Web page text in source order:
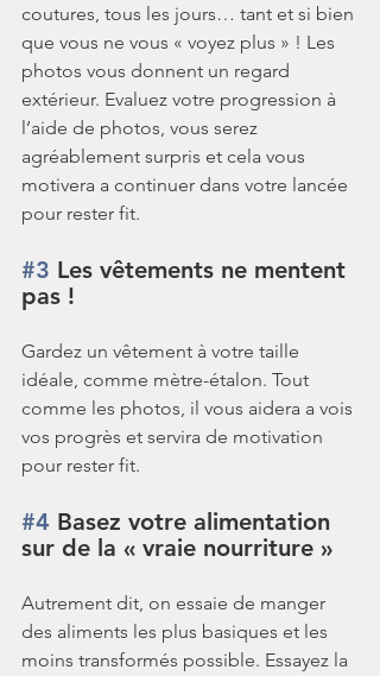
coutures, tous les jours… tant et si bien
que vous ne vous « voyez plus » ! Les
photos vous donnent un regard
extérieur. Evaluez votre progression à
l’aide de photos, vous serez
agréablement surpris et cela vous
motivera a continuer dans votre lancée
pour rester fit.
#3 Les vêtements ne mentent
pas !
Gardez un vêtement à votre taille
idéale, comme mètre-étalon. Tout
comme les photos, il vous aidera a vois
vos progrès et servira de motivation
pour rester fit.
#4 Basez votre alimentation
sur de la « vraie nourriture »
Autrement dit, on essaie de manger
des aliments les plus basiques et les
moins transformés possible. Essayez la